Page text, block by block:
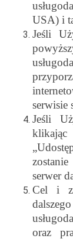
USA) i
Jeśli
serwisie
Jeśli
serwer
Cel i
oraz